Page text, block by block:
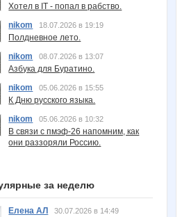
Хотел в IT - попал в рабство.
nikom
18.07.2026 в 19:19
Полдневное лето.
nikom
08.07.2026 в 13:07
Азбука для Буратино.
nikom
05.06.2026 в 15:55
К Дню русского языка.
nikom
05.06.2026 в 10:32
В связи с пмэф-26 напомним, как
они раззоряли Россию.
за неделю
Елена АЛ 30.07.2026 в 14:49